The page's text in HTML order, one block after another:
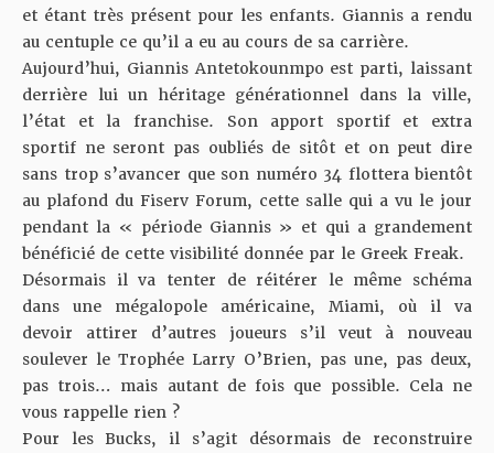
et étant très présent pour les enfants. Giannis a rendu
au centuple ce qu’il a eu au cours de sa carrière.
Aujourd’hui, Giannis Antetokounmpo est parti, laissant
derrière lui un héritage générationnel dans la ville,
l’état et la franchise. Son apport sportif et extra
sportif ne seront pas oubliés de sitôt et on peut dire
sans trop s’avancer que son numéro 34 flottera bientôt
au plafond du Fiserv Forum, cette salle qui a vu le jour
pendant la « période Giannis » et qui a grandement
bénéficié de cette visibilité donnée par le Greek Freak.
Désormais il va tenter de réitérer le même schéma
dans une mégalopole américaine, Miami, où il va
devoir attirer d’autres joueurs s’il veut à nouveau
soulever le Trophée Larry O’Brien, pas une, pas deux,
pas trois… mais autant de fois que possible. Cela ne
vous rappelle rien ?
Pour les Bucks, il s’agit désormais de reconstruire